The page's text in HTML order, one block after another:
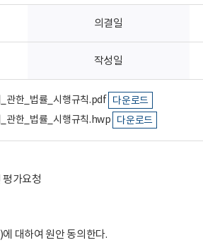
의결일
작성일
관한_법률_시행규칙.pdf 다운로드
관한_법률_시행규칙.hwp 다운로드
평가요청
대하여 원안 동의한다.